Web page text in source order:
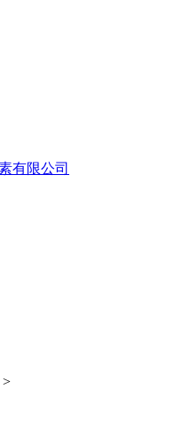
>